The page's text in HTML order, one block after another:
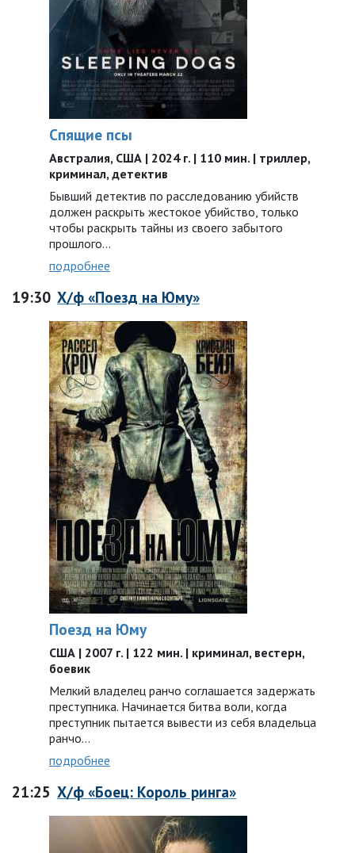
Спящие псы
Австралия, США | 2024 г. | 110 мин. | триллер,
криминал, детектив
Бывший детектив по расследованию убийств
должен раскрыть жестокое убийство, только
чтобы раскрыть тайны из своего забытого
прошлого…
подробнее
19:30 Х/ф «Поезд на Юму»
Поезд на Юму
США | 2007 г. | 122 мин. | криминал, вестерн,
боевик
Мелкий владелец ранчо соглашается задержать
преступника. Начинается битва воли, когда
преступник пытается вывести из себя владельца
ранчо…
подробнее
21:25 Х/ф «Боец: Король ринга»